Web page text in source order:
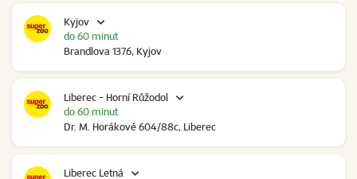
Kyjov
Brandlova 1376, Kyjov
do 60 minut
Liberec - Horní Růžodol
Dr. M. Horákové 604/88c, Liberec
do 60 minut
Liberec Letná